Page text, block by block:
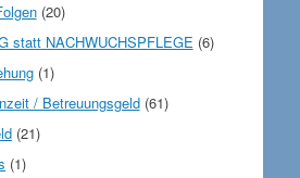
(20)
statt NACHWUCHSPFLEGE (6)
(1)
/ Betreuungsgeld(61)
(21)
(1)